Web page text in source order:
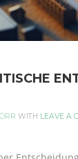
WITH LEAVE A